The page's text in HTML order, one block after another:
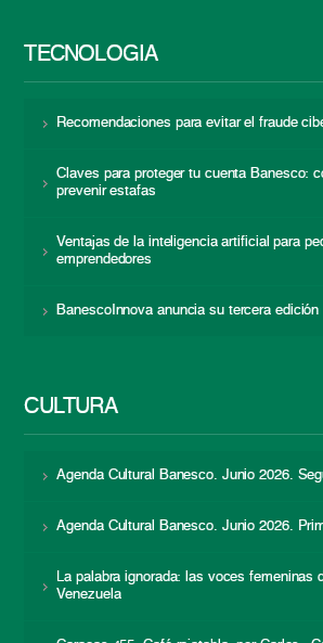
TECNOLOGÍA
Recomendaciones para evitar el fraude
Claves para proteger tu cuenta Banesco:
prevenir estafas
Ventajas de la inteligencia artificial para
emprendedores
BanescoInnova anuncia su tercera edición
CULTURA
Agenda Cultural Banesco. Junio 2026.
Agenda Cultural Banesco. Junio 2026.
La palabra ignorada: las voces femeninas
Venezuela